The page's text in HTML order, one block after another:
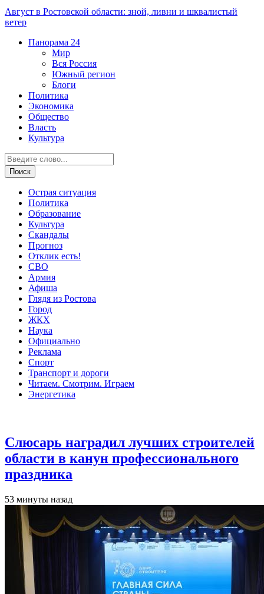
Август в Ростовской области: зной, ливни и шквалистый
ветер
Панорама 24
Мир
Вся Россия
Южный регион
Блоги
Политика
Экономика
Общество
Власть
Культура
Острая ситуация
Политика
Образование
Культура
Скандалы
Прогноз
Отклик есть!
СВО
Армия
Афиша
Глядя из Ростова
Город
ЖКХ
Наука
Официально
Реклама
Спорт
Транспорт и дороги
Читаем. Смотрим. Играем
Энергетика
Слюсарь наградил лучших строителей
области в канун профессионального
праздника
53 минуты назад